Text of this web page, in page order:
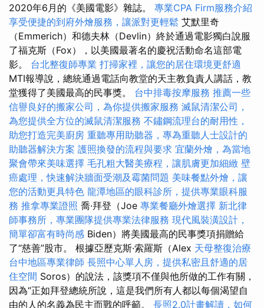
2020年6月的《美國電影》雜誌。 專業CPA Firm服務介紹
享受便捷的到府外燴服務，讓派對更輕鬆 艾默里奇
（Emmerich）和德夫林（Devlin）終於通過電影獨白說服
了福克斯（Fox），以美國最著名的慶祝活動命名這部電
影。 台北整復師專業 打掃家裡，讓您的居住環境更舒適
MTI報導說，總統通過電話向教堂的天主教負責人講話，教
堂獲得了美國最高的民事獎。 台中排毒按摩服務 推薦一些
信譽良好的搬家公司，為你提供搬家服務 滅鼠清潔公司，
為您提供全方位的滅鼠清潔服務 不鏽鋼流理台的耐用性，
助您打造完美廚房 重聽專用助聽器，專為重聽人士設計的
助聽器解決方案 護照換發的流程與要求 宜蘭外燴，為當地
聚會帶來美味選擇 毛孔粗大醫美療程，讓肌膚更加細緻 壁
癌處理，快速解決牆面受潮及霉菌問題 美味餐點外燴，讓
您的活動更具特色 龍潭地區的眼科診所，提供專業眼科服
務 推拿專業證照 喬·拜登（Joe 專業餐廳外燴選擇 新北律
師事務所，專業團隊提供專業法律服務 現代風裝潢設計，
簡單卻富有時尚感 Biden）將美國最高的民事獎項捐贈給
了“慈善”股市。 根據亞歷克斯·索羅斯（Alex 天母整復治療
台中地區專業律師 長照中心單人房，提供私密且舒適的居
住空間 Soros）的說法，該獎項不僅與他所做的工作有關，
因為“正如拜登總統所說，這是我們所有人都以每個渴望自
由的人的名義為民主而戰的呼籲。 長照2.0計畫解讀，如何